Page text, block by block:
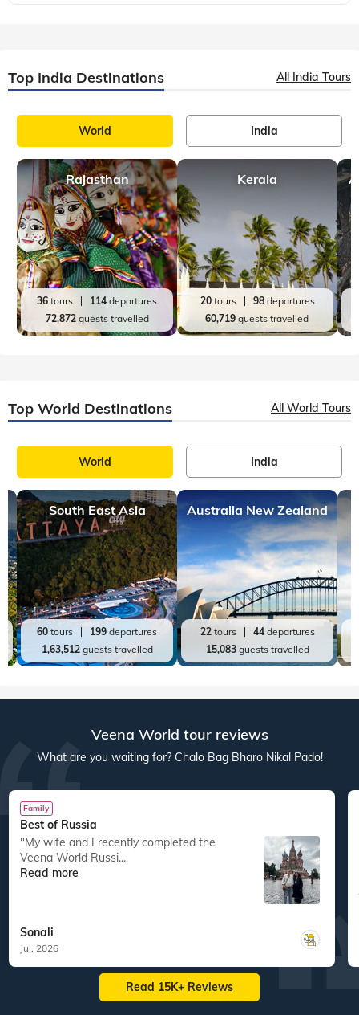
Top India Destinations All India Tours
World India
Rajasthan
36 tours 114 departures
72,872guests travelled
Kerala
20tours 98departures
60,719 guests travelled
Top World Destinations All World Tours
World India
South East Asia
60 tours 199 departures
1,63,512guests travelled
Australia New Zealand
22tours 44departures
15,083guests travelled
Veena World tour reviews
What are you waiting for? Chalo Bag Bharo Nikal Pado!
Family
Best of Russia
"My wife and I recently completed the
Veena World Russi...
Read more
Sonali
Jul, 2026
Read 15K+ Reviews